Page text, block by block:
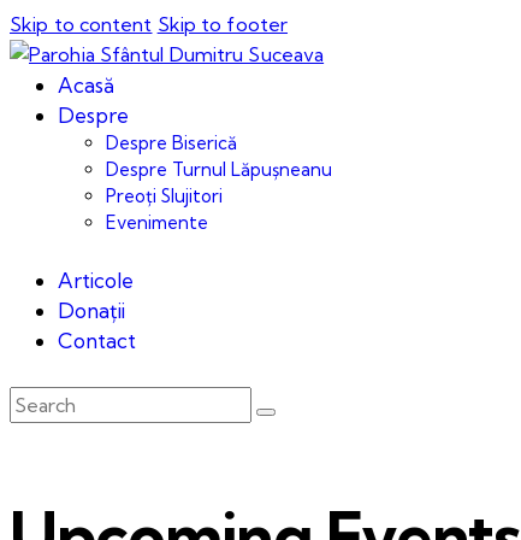
Skip to content Skip to footer
Acasă
Despre
Despre Biserică
Despre Turnul Lăpușneanu
Preoți Slujitori
Evenimente
Articole
Donații
Contact